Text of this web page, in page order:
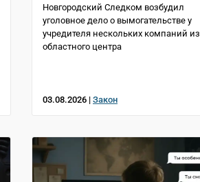
Новгородский Следком возбудил
уголовное дело о вымогательстве у
учредителя нескольких компаний из
областного центра
03.08.2026 | Закон